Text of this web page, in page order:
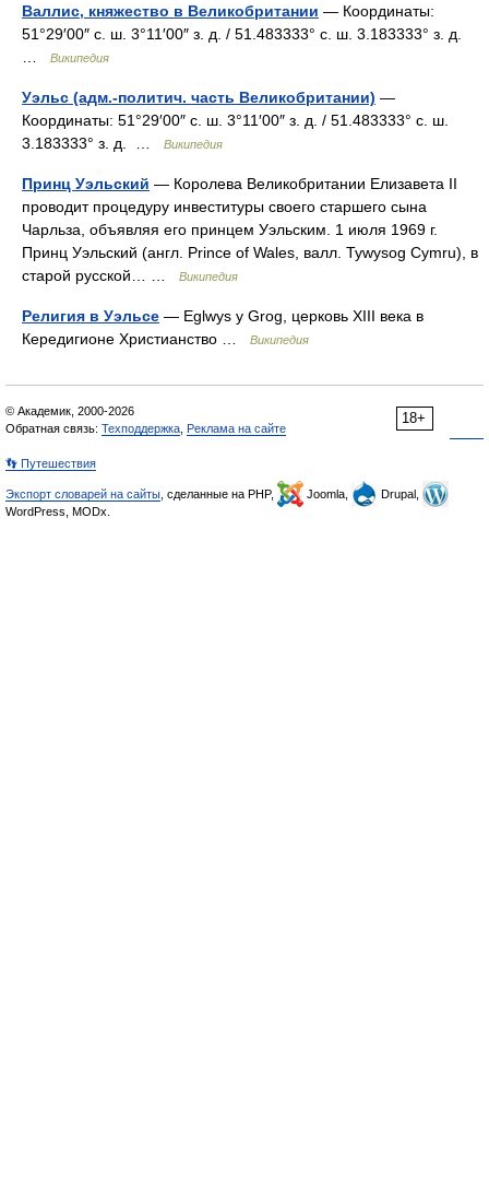
Валлис, княжество в Великобритании — Координаты:
51°29′00″ с. ш. 3°11′00″ з. д. / 51.483333° с. ш. 3.183333° з. д.
Википедия
Уэльс (адм.-политич. часть Великобритании) —
Координаты: 51°29′00″ с. ш. 3°11′00″ з. д. / 51.483333° с. ш.
3.183333° з. д. …
Википедия
Принц Уэльский — Королева Великобритании Елизавета II
проводит процедуру инвеституры своего старшего сына
Чарльза, объявляя его принцем Уэльским. 1 июля 1969 г.
Принц Уэльский (англ. Prince of Wales, валл. Tywysog Cymru), в
старой русской… …
Википедия
Религия в Уэльсе — Eglwys y Grog, церковь XIII века в
Кередигионе Христианство …
Википедия
18+
© Академик, 2000-2026
Обратная связь: Техподдержка Реклама на сайте
👣 Путешествия
Экспорт словарей на сайты , сделанные на PHP, Joomla,
Drupal,
WordPress, MODx.